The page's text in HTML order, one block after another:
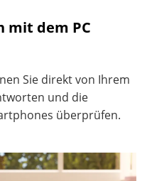
mit dem PC
Sie direkt von Ihrem
und die
überprüfen.